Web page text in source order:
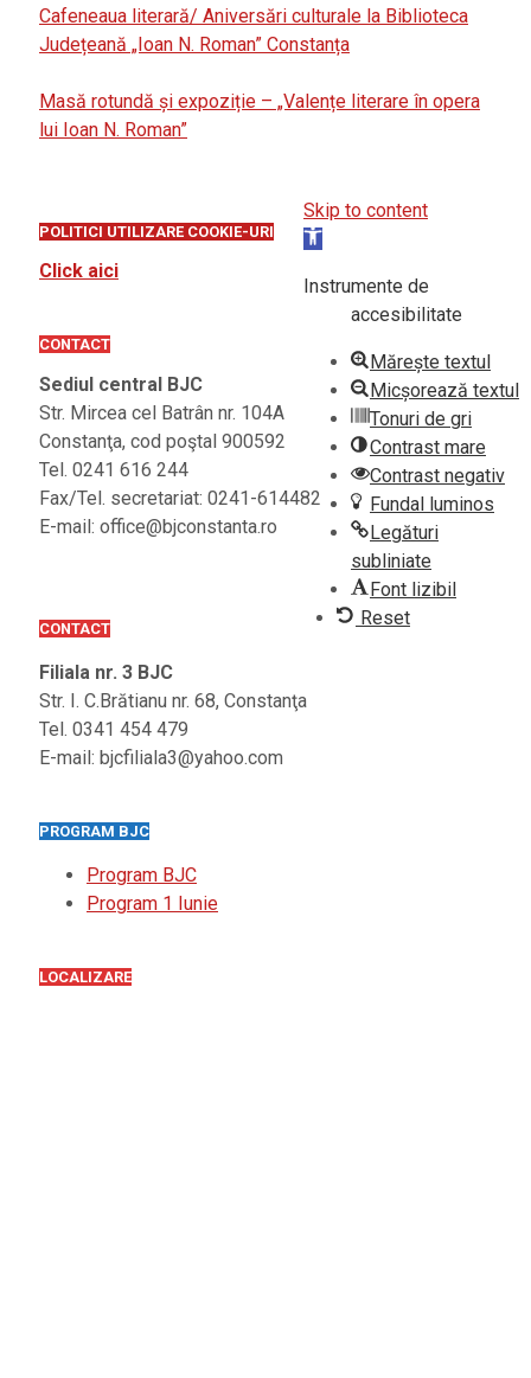
Cafeneaua literară/ Aniversări culturale la Biblioteca
Județeană „Ioan N. Roman” Constanța
Masă rotundă și expoziție – „Valențe literare în opera
lui Ioan N. Roman”
POLITICI UTILIZARE COOKIE-URI
Click aici
CONTACT
Sediul central BJC
Str. Mircea cel Batrân nr. 104A
Constanţa, cod poştal 900592
Tel. 0241 616 244
Fax/Tel. secretariat: 0241-614482
E-mail: office@bjconstanta.ro
CONTACT
Filiala nr. 3 BJC
Str. I. C.Brătianu nr. 68, Constanţa
Tel. 0341 454 479
E-mail: bjcfiliala3@yahoo.com
PROGRAM BJC
Program BJC
Program 1 Iunie
LOCALIZARE
Skip to content
Open
Instrumente de
accesibilitate
Mărește textul
Micșorează textul
Tonuri de gri
Contrast mare
Contrast negativ
Fundal luminos
Legături
subliniate
Font lizibil
Reset